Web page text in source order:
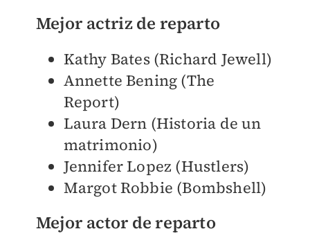
Mejor actriz de reparto
Kathy Bates (Richard Jewell)
Annette Bening (The
Report)
Laura Dern (Historia de un
matrimonio)
Jennifer Lopez (Hustlers)
Margot Robbie (Bombshell)
Mejor actor de reparto